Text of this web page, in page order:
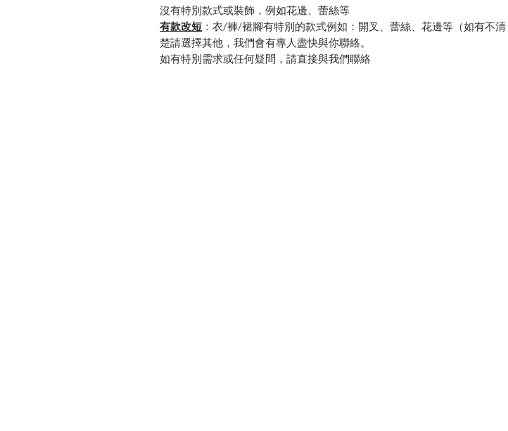
沒有特別款式或裝飾，例如花邊、蕾絲等
有款改短 ：衣/褲/裙腳有特別的款式例如：開叉、蕾絲、花邊等（如有不清
楚請選擇其他，我們會有專人盡快與你聯絡。
如有特別需求或任何疑問，請直接與我們聯絡